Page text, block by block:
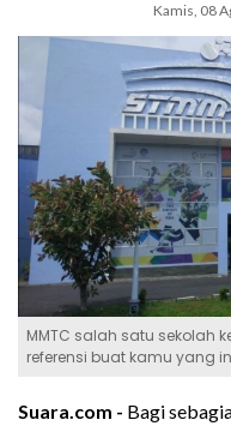
Kamis, 08
MMTC salah satu sekolah
referensi buat kamu yang
Suara.com - Bagi